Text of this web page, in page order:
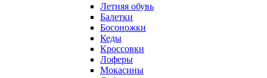
Летняя обувь
Балетки
Босоножки
Кеды
Кроссовки
Лоферы
Мокасины